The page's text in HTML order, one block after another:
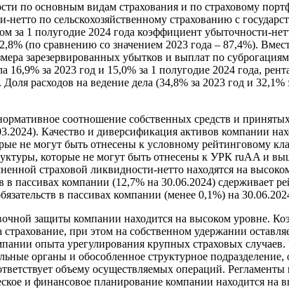
по основным видам страхования и по страховому
по сельскохозяйственному страхованию с
за 1 полугодие 2024 года коэффициент убыточности-
(по сравнению со значением 2023 года – 87,4%).
зарезервированных убытков и выплат по
за 2023 год и 15,0% за 1 полугодие 2024 года,
расходов на ведение дела (34,8% за 2023 год и 32,1%
соотношение собственных средств и
Качество и диверсификация активов компании
не могут быть отнесены к условному рейтинговому
которые не могут быть отнесены к УРК ruAA и
страховой ликвидности-нетто находятся на
пассивах компании (12,7% на 30.06.2024) сдерживает
в пассивах компании (менее 0,1%) на
защиты компании находится на высоком уровне.
при этом на собственном удержании
опыта урегулирования крупных страховых
органы и обособленное структурное
объему осуществляемых операций.
и финансовое планирование компании находится на